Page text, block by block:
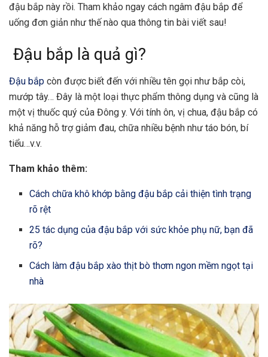
đậu bắp này rồi. Tham khảo ngay cách ngâm đậu bắp để
uống đơn giản như thế nào qua thông tin bài viết sau!
Đậu bắp là quả gì?
Đậu bắp còn được biết đến với nhiều tên gọi như bắp còi,
mướp tây… Đây là một loại thực phẩm thông dụng và cũng là
một vị thuốc quý của Đông y. Với tính ôn, vị chua, đậu bắp có
khả năng hỗ trợ giảm đau, chữa nhiều bệnh như táo bón, bí
tiểu…v.v.
Tham khảo thêm:
Cách chữa khô khớp bằng đậu bắp cải thiện tình trạng
rõ rệt
25 tác dụng của đậu bắp với sức khỏe phụ nữ, bạn đã
rõ?
Cách làm đậu bắp xào thịt bò thơm ngon mềm ngọt tại
nhà